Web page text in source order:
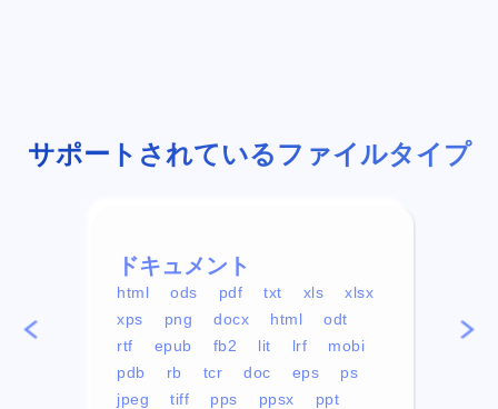
サポートされているファイルタイプ
ドキュメント
html ods pdf txt xls
xlsx
xps
png docx html
odt
rtf
epub fb2 lit lrf
mobi
pdb
rb tcr doc eps
ps
jpeg
tiff pps ppsx
ppt
mp4